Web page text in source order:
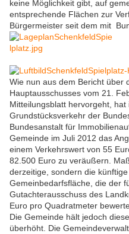
keine Möglichkeit gibt, auf
entsprechende Flächen zur
Bürgermeister seit dem mit
Wie nun aus dem Bericht über
Hauptausschusses vom 21.
Mitteilungsblatt hervorgeht,
Grundstücksverkehr der
Bundesanstalt für
Gemeinde im Juli 2012 das
einem Verkehrswert von 55
82.500 Euro zu veräußern.
derzeitige, sondern die
Gemeinbedarfsfläche, die der
Gutachterausschuss des
Euro pro Quadratmeter
Die Gemeinde hält jedoch
überhöht. Die